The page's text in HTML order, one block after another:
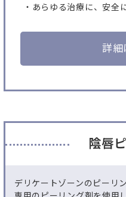
・あらゆる治療に、安全
詳細
陰唇
デリケートゾーンのピーリ